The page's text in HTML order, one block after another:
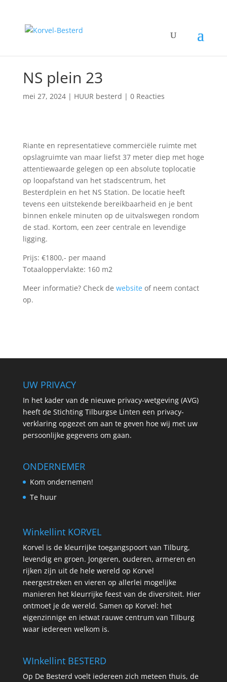
NS plein 23
mei 27, 2024| HUUR besterd | 0 Reacties
Riante en representatieve commerciële ruimte met
opslagruimte van maar liefst 37 meter diep met hoge
attentiewaarde gelegen op een absolute toplocatie
op loopafstand van het stadscentrum, het
Besterdplein en het NS Station. De locatie heeft
tevens een uitstekende bereikbaarheid en je bent
binnen enkele minuten op de uitvalswegen rondom
de stad. Kortom, een zeer centrale en levendige
ligging.
Prijs: €1800,- per maand
Totaaloppervlakte: 160 m2
Meer informatie? Check de websiteof neem contact
op.
UW PRIVACY
In het kader van de nieuwe privacy-wetgeving (AVG)
heeft de Stichting Tilburgse Linten een privacy-
verklaring opgezet om aan te geven hoe wij met uw
persoonlijke gegevens om gaan.
ONDERNEMER
Kom ondernemen!
Te huur
Winkellint KORVEL
Korvel is de kleurrijke toegangspoort van Tilburg,
levendig en groen. Jongeren, ouderen, armeren en
rijken zijn uit de hele wereld op Korvel
neergestreken en vieren op allerlei mogelijke
manieren het kleurrijke feest van de diversiteit. Hier
ontmoet je de wereld. Samen op Korvel: het
eigenzinnige en ietwat rauwe centrum van Tilburg
waar iedereen welkom is.
WInkellint BESTERD
Op De Besterd voelt iedereen zich meteen thuis, de